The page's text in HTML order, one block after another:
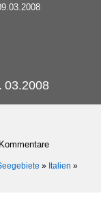
03.2008
» Italien »